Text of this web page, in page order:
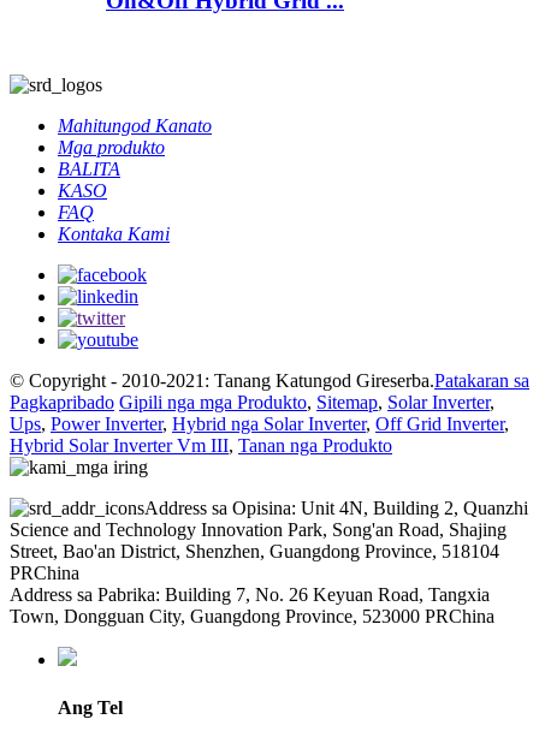
Mahitungod Kanato
Mga produkto
BALITA
KASO
FAQ
Kontaka Kami
© Copyright - 2010-2021: Tanang Katungod Gireserba.Patakaran sa
Pagkapribado Gipili nga mga Produkto, Sitemap, Solar Inverter,
Ups, Power Inverter, Hybrid nga Solar Inverter, Off Grid Inverter,
Hybrid Solar Inverter Vm III, Tanan nga Produkto
Address sa Opisina: Unit 4N, Building 2, Quanzhi
Science and Technology Innovation Park, Song'an Road, Shajing
Street, Bao'an District, Shenzhen, Guangdong Province, 518104
PRChina
Address sa Pabrika: Building 7, No. 26 Keyuan Road, Tangxia
Town, Dongguan City, Guangdong Province, 523000 PRChina
Ang Tel